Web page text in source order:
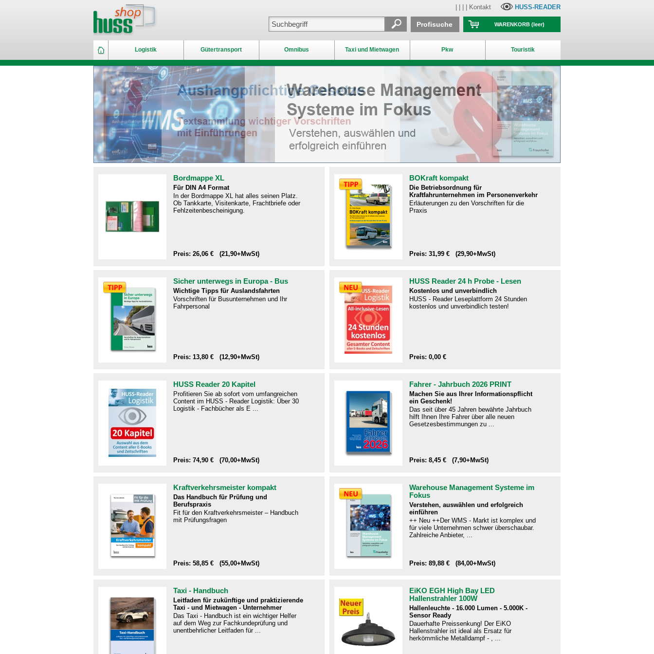
Logistik Gütertransport Omnibus Taxi und Mietwagen Pkw Touristik
Kontakt HUSS-READER
WARENKORB(leer)
Profisuche
Bordmappe XL
Für DIN A4 Format
In der Bordmappe XL hat alles seinen Platz.
Ob Tankkarte, Visitenkarte, Frachtbriefe oder
Fehlzeitenbescheinigung.
Preis: 26,06 € (21,90+MwSt)
BOKraft kompakt
Die Betriebsordnung für
Kraftfahrunternehmen im Personenverkehr
Erläuterungen zu den Vorschriften für die
Praxis​
Preis: 31,99 € (29,90+MwSt)
Sicher unterwegs in Europa - Bus
Wichtige Tipps für Auslandsfahrten
Vorschriften für Busunternehmen und Ihr
Fahrpersonal
Preis: 13,80 € (12,90+MwSt)
HUSS Reader 24 h Probe - Lesen
Kostenlos und unverbindlich
HUSS - Reader Leseplattform 24 Stunden
kostenlos und unverbindlich testen!
Preis: 0,00 €
HUSS Reader 20 Kapitel
Profitieren Sie ab sofort vom umfangreichen
Content im HUSS - Reader Logistik: Über 30
Logistik - Fachbücher als E ...
Preis: 74,90 € (70,00+MwSt)
Fahrer - Jahrbuch 2026 PRINT
Machen Sie aus Ihrer Informationspflicht
ein Geschenk!
Das seit über 45 Jahren bewährte Jahrbuch
hilft Ihnen Ihre Fahrer über alle neuen
Gesetzesbestimmungen zu ...
Preis: 8,45 € (7,90+MwSt)
Kraftverkehrsmeister kompakt
Das Handbuch für Prüfung und
Berufspraxis
Fit für den Kraftverkehrsmeister – Handbuch
mit Prüfungsfragen​
Preis: 58,85 € (55,00+MwSt)
Warehouse Management Systeme im
Fokus
Verstehen, auswählen und erfolgreich
einführen
++ Neu ++Der WMS - Markt ist komplex und
für viele Unternehmen schwer überschaubar.
Zahlreiche Anbieter, ...
Preis: 89,88 € (84,00+MwSt)
Taxi - Handbuch
Leitfaden für zukünftige und praktizierende
Taxi - und Mietwagen - Unternehmer
Das Taxi - Handbuch ist ein wichtiger Helfer
auf dem Weg zur Fachkundeprüfung und
unentbehrlicher Leitfaden für ...
EiKO EGH High Bay LED
Hallenstrahler 100W
Hallenleuchte - 16.000 Lumen - 5.000K -
Sensor Ready
Dauerhafte Preissenkung! Der EiKO
Hallenstrahler ist ideal als Ersatz für
herkömmliche Metalldampf - , ...